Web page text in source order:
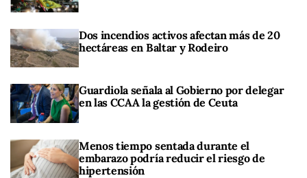
Dos incendios activos afectan más de 20
hectáreas en Baltar y Rodeiro
Guardiola señala al Gobierno por delegar
en las CCAA la gestión de Ceuta
Menos tiempo sentada durante el
embarazo podría reducir el riesgo de
hipertensión